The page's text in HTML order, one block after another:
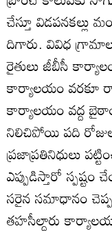
చేస్తూ విడపనకల్లు
దిగారు. వివిధ గ్రామాల
రైతులు జీబీసీ
కార్యాలయం వరకూ
కార్యాలయం వద్ద
నిలిచిపోయి పది
ప్రజాప్రతినిధులు
ఎప్పుడిస్తారో
సరైన సమాధానం
తహసీల్దారు